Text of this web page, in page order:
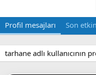
Profil mesajları Son
tarhane adlı kullanıcının